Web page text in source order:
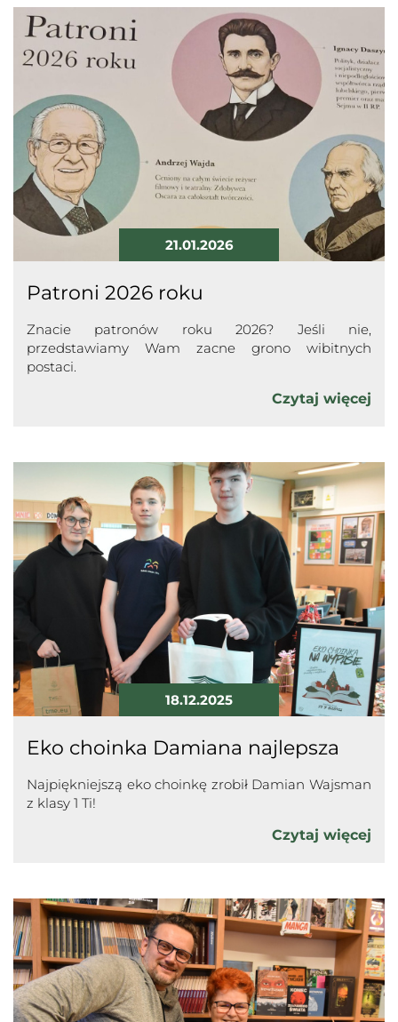
21.01.2026
Patroni 2026 roku
Znacie patronów roku 2026? Jeśli nie,
przedstawiamy Wam zacne grono wibitnych
postaci.
Czytaj więcej
18.12.2025
Eko choinka Damiana najlepsza
Najpiękniejszą eko choinkę zrobił Damian Wajsman
z klasy 1 Ti!
Czytaj więcej